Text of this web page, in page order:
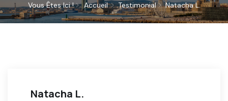
Vous Êtes Ici ! Accueil Testimonial Natacha L.
Natacha L.